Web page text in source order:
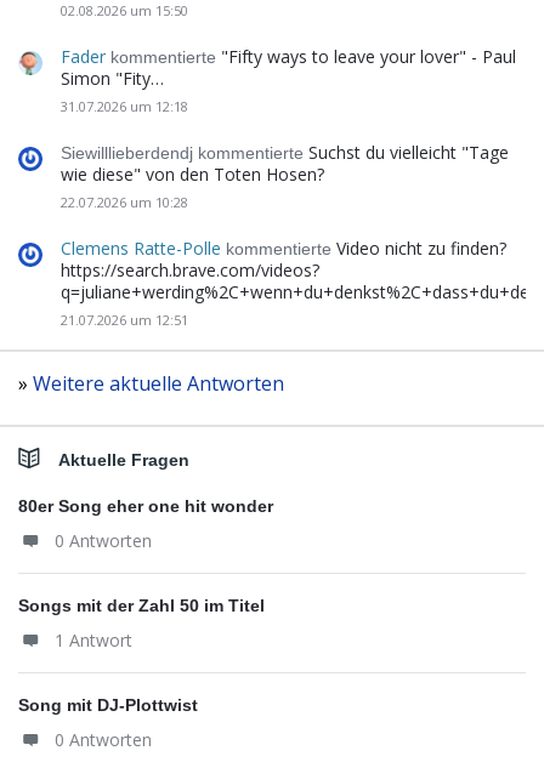
02.08.2026 um 15:50
Fader kommentierte "Fifty ways to leave your lover" - Paul
Simon "Fity…
31.07.2026 um 12:18
Siewilllieberdendj kommentierte Suchst du vielleicht "Tage
wie diese" von den Toten Hosen?
22.07.2026 um 10:28
Clemens Ratte-Polle kommentierte Video nicht zu finden?
https://search.brave.com/videos?
21.07.2026 um 12:51
» Weitere aktuelle Antworten
Aktuelle Fragen
80er Song eher one hit wonder
0 Antworten
Songs mit der Zahl 50 im Titel
1 Antwort
Song mit DJ-Plottwist
0 Antworten